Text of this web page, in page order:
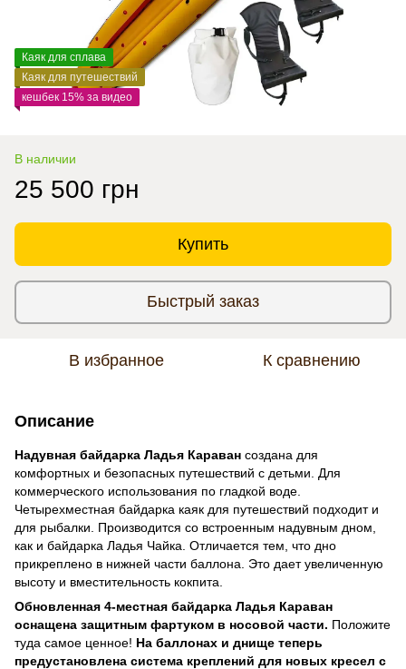
Каяк для сплава
Каяк для путешествий
кешбек 15% за видео
В наличии
25 500 грн
Купить
Быстрый заказ
В избранное К сравнению
Описание
Надувная байдарка Ладья Караван создана для
комфортных и безопасных путешествий с детьми. Для
коммерческого использования по гладкой воде.
Четырехместная байдарка каяк для путешествий подходит и
для рыбалки. Производится со встроенным надувным дном,
как и байдарка Ладья Чайка. Отличается тем, что дно
прикреплено в нижней части баллона. Это дает увеличенную
высоту и вместительность кокпита.
Обновленная 4-местная байдарка Ладья Караван
оснащена защитным фартуком в носовой части. Положите
туда самое ценное! На баллонах и днище теперь
предустановлена система креплений для новых кресел с